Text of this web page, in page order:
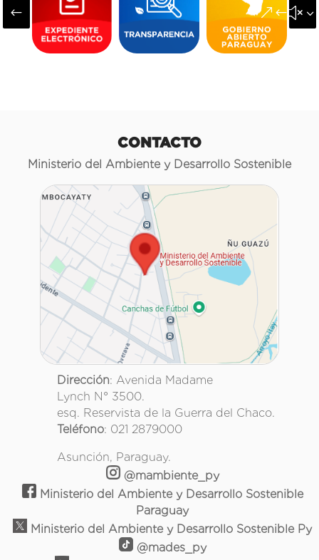
#
CONTACTO
Ministerio del Ambiente y Desarrollo Sostenible
Dirección: Avenida Madame
Lynch N° 3500.
esq. Reservista de la Guerra del Chaco.
Teléfono: 021 2879000
Asunción, Paraguay.
@mambiente_py
Ministerio del Ambiente y Desarrollo Sostenible
Paraguay
Ministerio del Ambiente y Desarrollo Sostenible Py
@mades_py